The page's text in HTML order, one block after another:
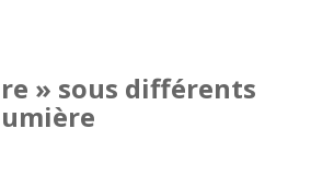
» sous différents